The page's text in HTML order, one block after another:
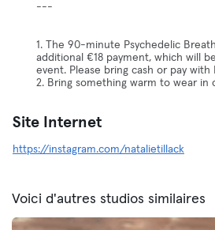
---
1. The 90-minute Psychedelic
additional €18 payment, which will
event. Please bring cash or pay with
2. Bring something warm to wear in
Site Internet
https://instagram.com/natalietillack
Voici d'autres studios similaires